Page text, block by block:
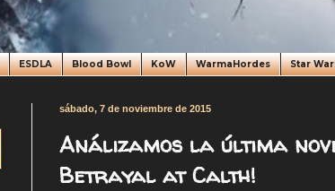
ESDLA Blood Bowl KoW WarmaHordes Star
sábado, 7 de noviembre de 2015
Análizamos la última
Betrayal at Calth!